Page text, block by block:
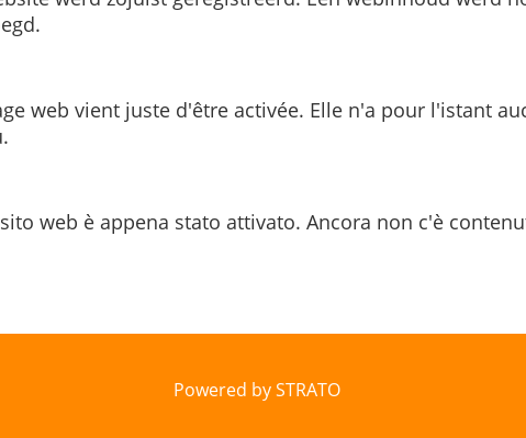
web vient juste d'être activée. Elle n'a pour l'istant
web è appena stato attivato. Ancora non c'è
Powered by STRATO